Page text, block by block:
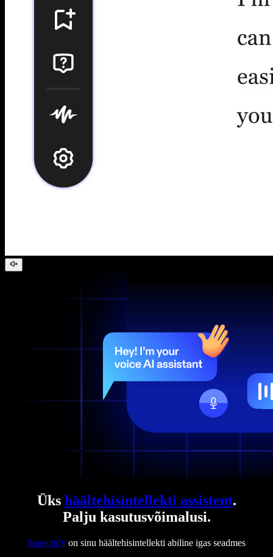
Üks häältehisintellekti assistent.
Palju kasutusvõimalusi.
Speechify on sinu häältehisintellekti abiline igas seadmes